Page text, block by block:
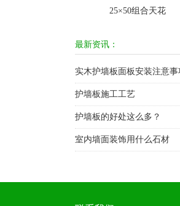
25×50组合天花
最新资讯：
实木护墙板面板安装注意事
护墙板施工工艺
护墙板的好处这么多？
室内墙面装饰用什么石材